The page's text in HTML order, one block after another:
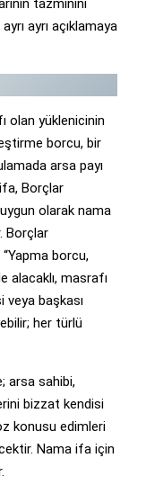
tazminini
ayrı açıklamaya
olan yüklenicinin
borcu, bir
arsa payı
Borçlar
olarak nama
Borçlar
borcu,
alacaklı, masrafı
başkası
her türlü
arsa sahibi,
bizzat kendisi
konusu edimleri
Nama ifa için